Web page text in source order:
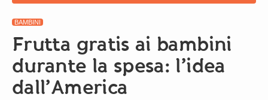
BAMBINI
Frutta gratis ai bambini
durante la spesa: l’idea
dall’America